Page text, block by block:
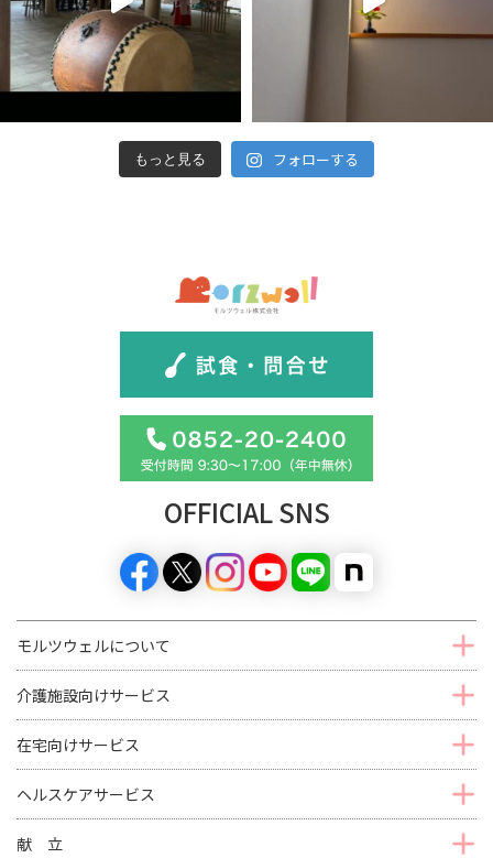
もっと見る フォローする
OFFICIAL SNS
モルツウェルについて
介護施設向けサービス
在宅向けサービス
ヘルスケアサービス
献 立